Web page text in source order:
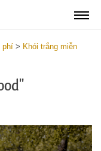
phí > Khói trắng miễn